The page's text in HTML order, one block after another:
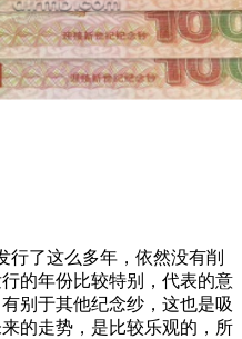
行了这么多年，依然没有削
的年份比较特别，代表的意
别于其他纪念纱，这也是吸
的走势，是比较乐观的，所